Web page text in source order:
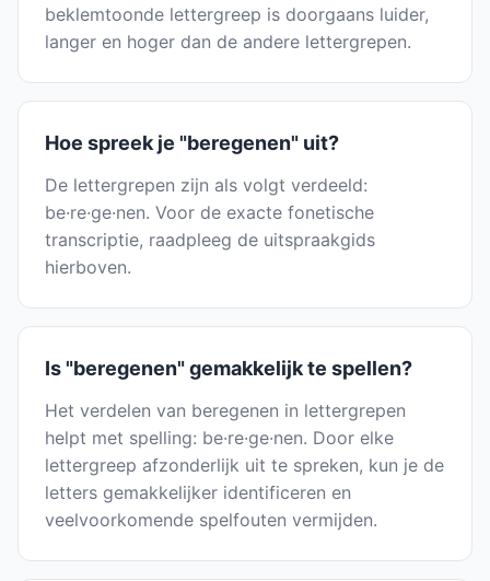
beklemtoonde lettergreep is doorgaans luider,
langer en hoger dan de andere lettergrepen.
Hoe spreek je "beregenen" uit?
De lettergrepen zijn als volgt verdeeld:
be·re·ge·nen. Voor de exacte fonetische
transcriptie, raadpleeg de uitspraakgids
hierboven.
Is "beregenen" gemakkelijk te spellen?
Het verdelen van beregenen in lettergrepen
helpt met spelling: be·re·ge·nen. Door elke
lettergreep afzonderlijk uit te spreken, kun je de
letters gemakkelijker identificeren en
veelvoorkomende spelfouten vermijden.